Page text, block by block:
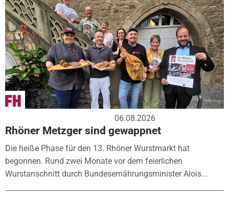
06.08.2026
Rhöner Metzger sind gewappnet
Die heiße Phase für den 13. Rhöner Wurstmarkt hat
begonnen. Rund zwei Monate vor dem feierlichen
Wurstanschnitt durch Bundesernährungsminister Alois...